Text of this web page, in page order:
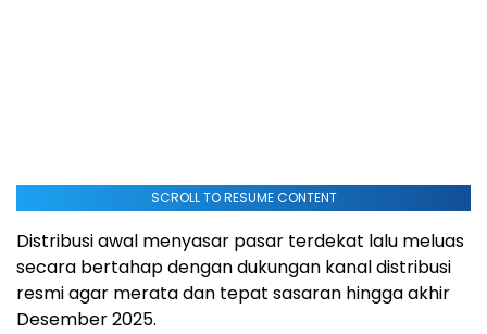
SCROLL TO RESUME CONTENT
Distribusi awal menyasar pasar terdekat lalu meluas
secara bertahap dengan dukungan kanal distribusi
resmi agar merata dan tepat sasaran hingga akhir
Desember 2025.